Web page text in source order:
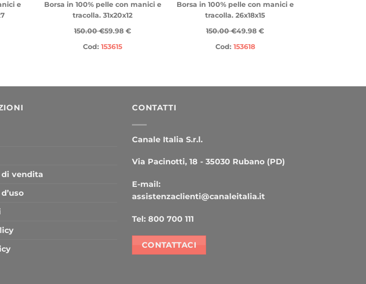
e
Borsa in 100% pelle con manici e
tracolla. 31x20x12
150.00 €59.98 €
Cod: 153615
Borsa in 100% pelle con manici e
tracolla. 26x18x15
150.00 €49.98 €
Cod: 153618
vendita
CONTATTI
Canale Italia S.r.l.
Via Pacinotti, 18 - 35030 Rubano (PD)
E-mail:
assistenzaclienti@canaleitalia.it
Tel: 800 700 111
CONTATTACI